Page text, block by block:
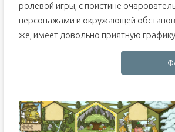
ролевой игры, с поистине
персонажами и окружающей
же, имеет довольно приятную